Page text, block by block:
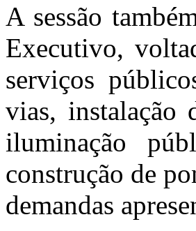
A sessão
Executivo,
serviços
vias, instalação
iluminação
construção de
demandas